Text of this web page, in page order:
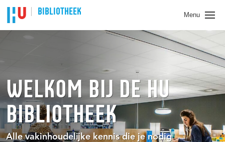
BIBLIOTHEEK Menu
WELKOM BIJ DE HU
BIBLIOTHEEK
Alle vakinhoudelijke kennis die je nodig